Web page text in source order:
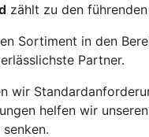
zählt zu den
Sortiment in den
Partner.
wir
helfen wir